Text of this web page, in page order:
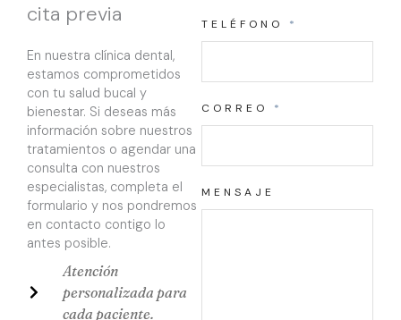
cita previa
En nuestra clínica dental,
estamos comprometidos
con tu salud bucal y
bienestar. Si deseas más
información sobre nuestros
tratamientos o agendar una
consulta con nuestros
especialistas, completa el
formulario y nos pondremos
en contacto contigo lo
antes posible.
Atención
personalizada para
cada paciente.
N
O
E
O
S
TELÉFONO *
CORREO *
MENSAJE